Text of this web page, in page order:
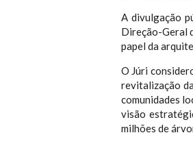
A divulgação
Direção-Geral
papel da
O Júri
revitalização
comunidades
visão
milhões de